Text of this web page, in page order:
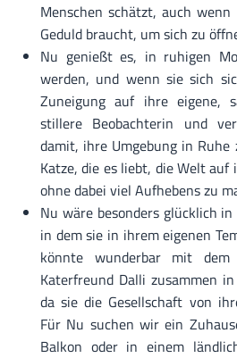
Menschen schätzt, auch
Geduld braucht, um sich zu
Nu genießt es, in ruhigen
werden, und wenn sie sich
Zuneigung auf ihre eigene,
stillere Beobachterin und
damit, ihre Umgebung in
Katze, die es liebt, die Welt auf
ohne dabei viel Aufhebens zu
Nu wäre besonders glücklich
in dem sie in ihrem eigenen
könnte wunderbar mit
Katerfreund Dalli zusammen
da sie die Gesellschaft von
Für Nu suchen wir ein
Balkon oder in einem